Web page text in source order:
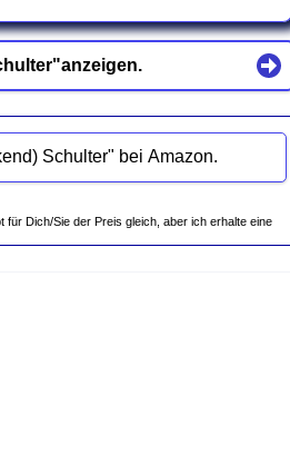
Empfehlungen des Mondkalenders zu "Massage (Stärkend) Schulter" bei Amazon.
für Dich/Sie der Preis gleich, aber ich erhalte eine